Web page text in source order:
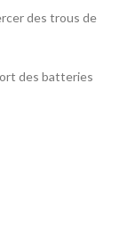
des trous de
des batteries